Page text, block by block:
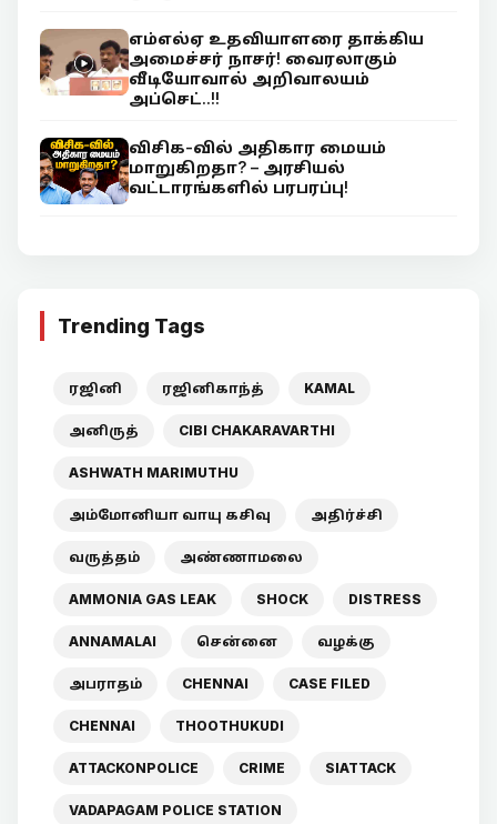
எம்எல்ஏ உதவியாளரை தாக்கிய
அமைச்சர் நாசர்! வைரலாகும்
வீடியோவால் அறிவாலயம்
அப்செட்..!!
விசிக-வில் அதிகார மையம்
மாறுகிறதா? – அரசியல்
வட்டாரங்களில் பரபரப்பு!
Trending Tags
ரஜினி ரஜினிகாந்த் KAMAL
அனிருத் CIBI CHAKARAVARTHI
ASHWATH MARIMUTHU
அம்மோனியா வாயு கசிவு அதிர்ச்சி
வருத்தம் அண்ணாமலை
AMMONIA GAS LEAK SHOCK DISTRESS
ANNAMALAI சென்னை வழக்கு
அபராதம் CHENNAI CASE FILED
CHENNAI THOOTHUKUDI
ATTACKONPOLICE CRIME SIATTACK
VADAPAGAM POLICE STATION